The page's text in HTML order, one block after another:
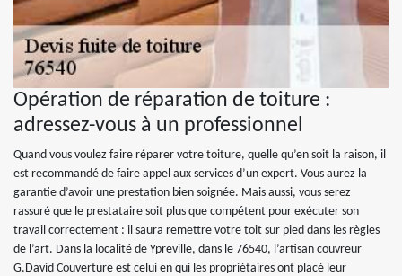
Opération de réparation de toiture :
adressez-vous à un professionnel
Quand vous voulez faire réparer votre toiture, quelle qu’en soit la raison, il
est recommandé de faire appel aux services d’un expert. Vous aurez la
garantie d’avoir une prestation bien soignée. Mais aussi, vous serez
rassuré que le prestataire soit plus que compétent pour exécuter son
travail correctement : il saura remettre votre toit sur pied dans les règles
de l’art. Dans la localité de Ypreville, dans le 76540, l’artisan couvreur
G.David Couverture est celui en qui les propriétaires ont placé leur